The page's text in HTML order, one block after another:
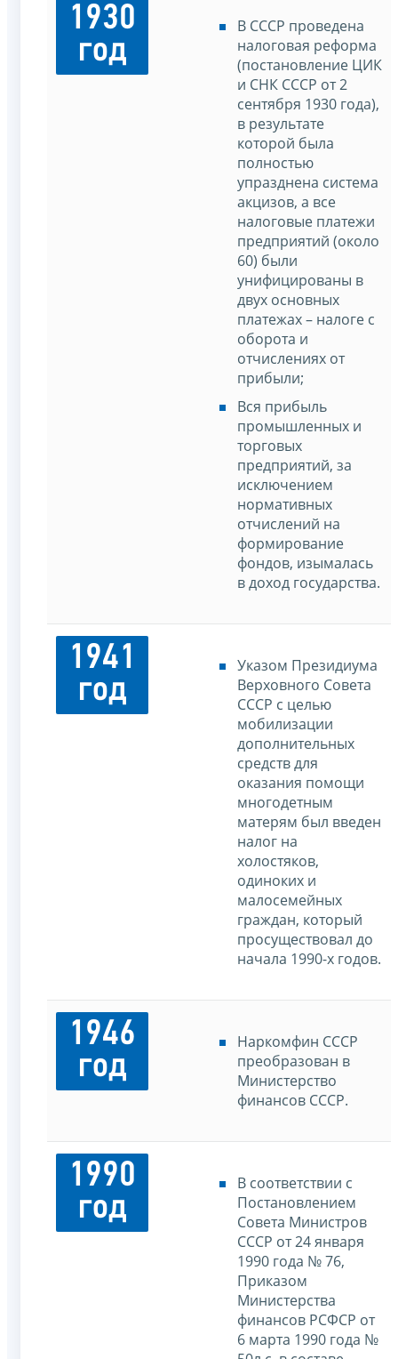
1930
год
В СССР проведена
налоговая реформа
(постановление ЦИК
и СНК СССР от 2
сентября 1930 года),
в результате
которой была
полностью
упразднена система
акцизов, а все
налоговые платежи
предприятий (около
60) были
унифицированы в
двух основных
платежах – налоге с
оборота и
отчислениях от
прибыли;
Вся прибыль
промышленных и
торговых
предприятий, за
исключением
нормативных
отчислений на
формирование
фондов, изымалась
в доход государства.
1941
год
Указом Президиума
Верховного Совета
СССР с целью
мобилизации
дополнительных
средств для
оказания помощи
многодетным
матерям был введен
налог на
холостяков,
одиноких и
малосемейных
граждан, который
просуществовал до
начала 1990-х годов.
1946
год
Наркомфин СССР
преобразован в
Министерство
финансов СССР.
1990
год
В соответствии с
Постановлением
Совета Министров
СССР от 24 января
1990 года № 76,
Приказом
Министерства
финансов РСФСР от
6 марта 1990 года №